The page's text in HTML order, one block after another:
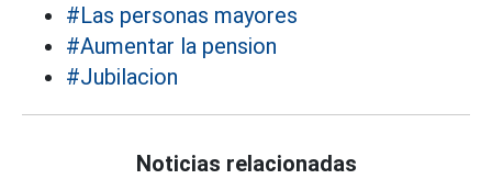
#Las personas mayores
#Aumentar la pension
#Jubilacion
Noticias relacionadas